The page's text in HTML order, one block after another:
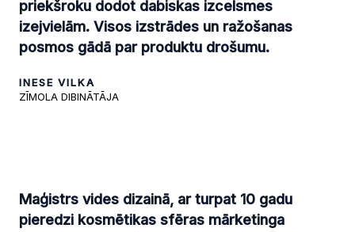
priekšroku dodot dabiskas izcelsmes
izejvielām. Visos izstrādes un ražošanas
posmos gādā par produktu drošumu.
INESE VILKA
ZĪMOLA DIBINĀTĀJA
Maģistrs vides dizainā, ar turpat 10 gadu
pieredzi kosmētikas sfēras mārketinga